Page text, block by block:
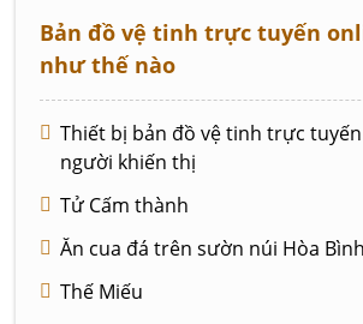
Bản đồ vệ tinh trực tuyến
như thế nào
Thiết bị bản đồ vệ tinh trực
người khiến thị
Tử Cấm thành
Ăn cua đá trên sườn núi Hòa Bình
Thế Miếu